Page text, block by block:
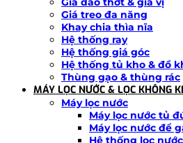
Giá treo đa năng
Khay chia thìa nĩa
Hệ thống ray
Hệ thống giá góc
Hệ thống tủ kho & đồ
Thùng gạo & thùng rác
MÁY LỌC NƯỚC & LỌC KHÔNG
Máy lọc nước
Máy lọc nước tủ
Máy lọc nước để